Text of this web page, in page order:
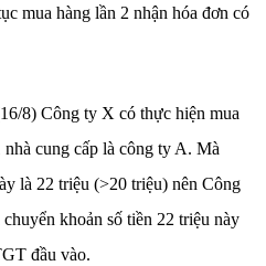
mua hàng lần 2 nhận hóa đơn có
8) Công ty X có thực hiện mua
cung cấp là công ty A. Mà
là 22 triệu (>20 triệu) nên Công
khoản số tiền 22 triệu này
đầu vào.